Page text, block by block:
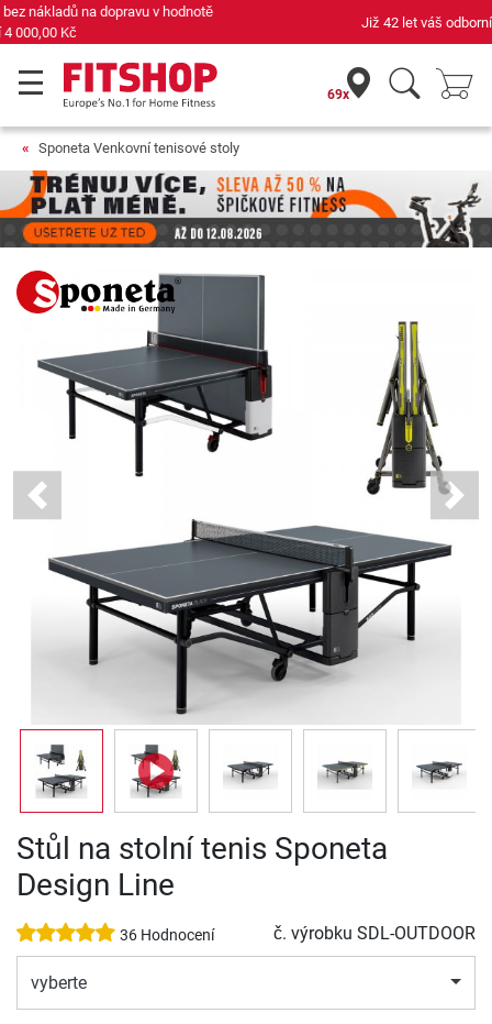
Již 42 let váš odborník na domácí fitness
69x
Sponeta Venkovní tenisové stoly
Previous Next
Stůl na stolní tenis Sponeta
Design Line
36 Hodnocení č. výrobku SDL-OUTDOOR
vyberte